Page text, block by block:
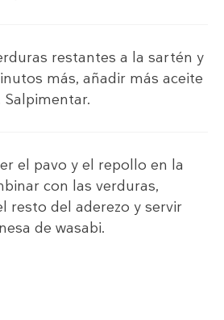
restantes a la sartén y
más, añadir más aceite
el pavo y el repollo en la
con las verduras,
resto del aderezo y servir
de wasabi.